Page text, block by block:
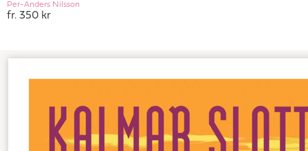
Per-Anders Nilsson
fr. 350 kr